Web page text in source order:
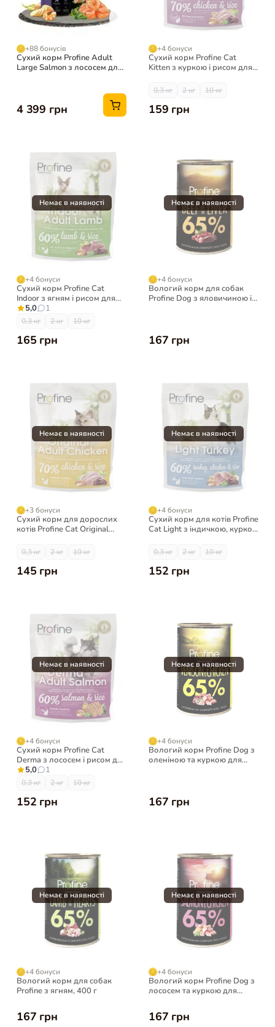
+88 бонусів
Сухий корм Profine Adult
Large Salmon з лососем для
4 399 грн
+4 бонуси
Сухий корм Profine Cat
Kitten з куркою і рисом для
0,3 кг 2 кг 10 кг
159 грн
+4 бонуси
Сухий корм Profine Cat
Indoor з ягням і рисом для
домашніх котів
5,0 1
0,3 кг 2 кг 10 кг
165 грн
+4 бонуси
Вологий корм для собак
Profine Dog з яловичиною і
167 грн
+3 бонуси
Сухий корм для дорослих
котів Profine Cat Original
0,3 кг 2 кг 10 кг
145 грн
+4 бонуси
Сухий корм для котів Profine
Cat Light з індичкою, куркою
0,3 кг 2 кг 10 кг
152 грн
+4 бонуси
Сухий корм Profine Cat
Derma з лососем і рисом для
довгошерстих котів
5,0 1
0,3 кг 2 кг 10 кг
152 грн
+4 бонуси
Вологий корм Profine Dog з
оленіною та куркою для
167 грн
+4 бонуси
Вологий корм для собак
Profine з ягням, 400 г
167 грн
+4 бонуси
Вологий корм Profine Dog з
лососем та куркою для
167 грн